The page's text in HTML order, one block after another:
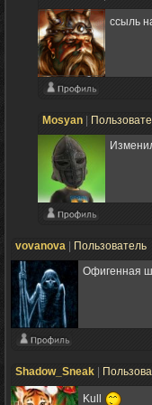
ссыль
Mosyan
vovanova Пользователь
Офигенная
Shadow_Sneak
Kull